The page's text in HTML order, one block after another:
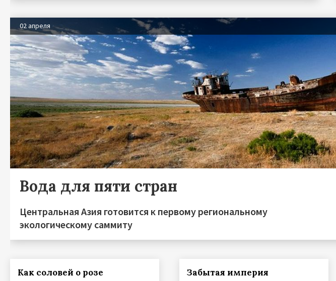
02 апреля
Вода для пяти стран
Центральная Азия готовится к первому региональному
экологическому саммиту
Как соловей о розе Забытая империя